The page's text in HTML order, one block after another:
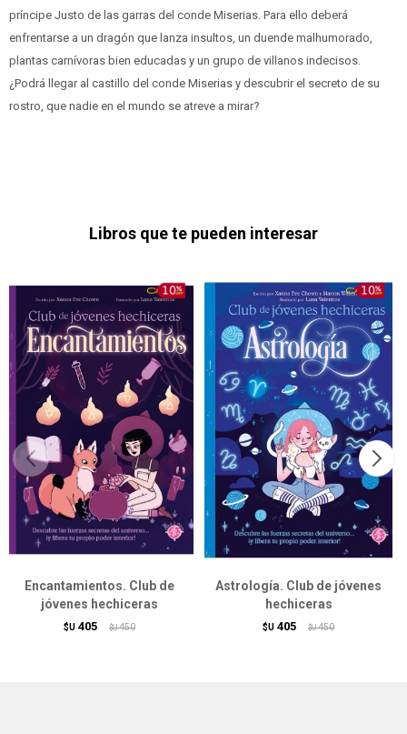
príncipe Justo de las garras del conde Miserias. Para ello deberá
enfrentarse a un dragón que lanza insultos, un duende malhumorado,
plantas carnívoras bien educadas y un grupo de villanos indecisos.
¿Podrá llegar al castillo del conde Miserias y descubrir el secreto de su
rostro, que nadie en el mundo se atreve a mirar?
Libros que te pueden interesar
Encantamientos. Club de
jóvenes hechiceras
$U 405 $U 450
Astrología. Club de jóvenes
hechiceras
$U 405 $U 450